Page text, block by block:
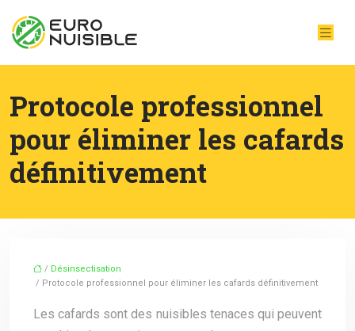
Protocole professionnel
pour éliminer les cafards
définitivement
/ Désinsectisation
/ Protocole professionnel pour éliminer les cafards définitivement
Les cafards sont des nuisibles tenaces qui peuvent